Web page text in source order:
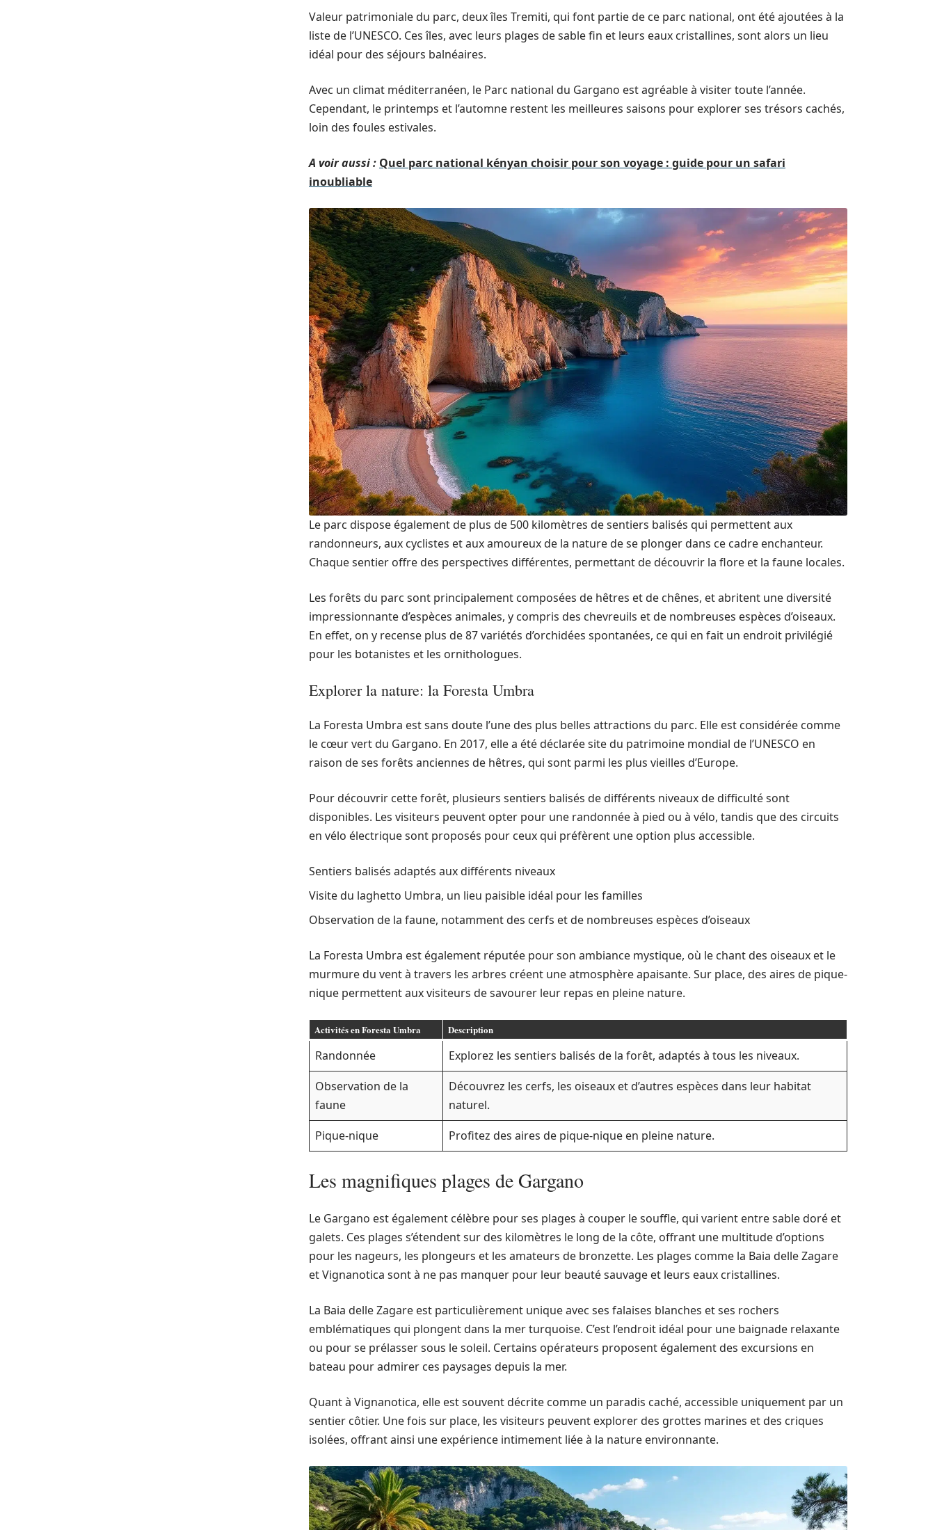
Valeur patrimoniale du parc, deux îles Tremiti, qui font partie de ce parc national, ont été ajoutées à la
liste de l’UNESCO. Ces îles, avec leurs plages de sable fin et leurs eaux cristallines, sont alors un lieu
idéal pour des séjours balnéaires.
Avec un climat méditerranéen, le Parc national du Gargano est agréable à visiter toute l’année.
Cependant, le printemps et l’automne restent les meilleures saisons pour explorer ses trésors cachés,
loin des foules estivales.
A voir aussi : Quel parc national kényan choisir pour son voyage : guide pour un safari
inoubliable
Le parc dispose également de plus de 500 kilomètres de sentiers balisés qui permettent aux
randonneurs, aux cyclistes et aux amoureux de la nature de se plonger dans ce cadre enchanteur.
Chaque sentier offre des perspectives différentes, permettant de découvrir la flore et la faune locales.
Les forêts du parc sont principalement composées de hêtres et de chênes, et abritent une diversité
impressionnante d’espèces animales, y compris des chevreuils et de nombreuses espèces d’oiseaux.
En effet, on y recense plus de 87 variétés d’orchidées spontanées, ce qui en fait un endroit privilégié
pour les botanistes et les ornithologues.
Explorer la nature: la Foresta Umbra
La Foresta Umbra est sans doute l’une des plus belles attractions du parc. Elle est considérée comme
le cœur vert du Gargano. En 2017, elle a été déclarée site du patrimoine mondial de l’UNESCO en
raison de ses forêts anciennes de hêtres, qui sont parmi les plus vieilles d’Europe.
Pour découvrir cette forêt, plusieurs sentiers balisés de différents niveaux de difficulté sont
disponibles. Les visiteurs peuvent opter pour une randonnée à pied ou à vélo, tandis que des circuits
en vélo électrique sont proposés pour ceux qui préfèrent une option plus accessible.
Sentiers balisés adaptés aux différents niveaux
Visite du laghetto Umbra, un lieu paisible idéal pour les familles
Observation de la faune, notamment des cerfs et de nombreuses espèces d’oiseaux
La Foresta Umbra est également réputée pour son ambiance mystique, où le chant des oiseaux et le
murmure du vent à travers les arbres créent une atmosphère apaisante. Sur place, des aires de pique-
nique permettent aux visiteurs de savourer leur repas en pleine nature.
Activités en Foresta Umbra Description
Randonnée
Explorez les sentiers balisés de la forêt, adaptés à tous les niveaux.
Observation de la
faune
Découvrez les cerfs, les oiseaux et d’autres espèces dans leur habitat
naturel.
Pique-nique
Profitez des aires de pique-nique en pleine nature.
Les magnifiques plages de Gargano
Le Gargano est également célèbre pour ses plages à couper le souffle, qui varient entre sable doré et
galets. Ces plages s’étendent sur des kilomètres le long de la côte, offrant une multitude d’options
pour les nageurs, les plongeurs et les amateurs de bronzette. Les plages comme la Baia delle Zagare
et Vignanotica sont à ne pas manquer pour leur beauté sauvage et leurs eaux cristallines.
La Baia delle Zagare est particulièrement unique avec ses falaises blanches et ses rochers
emblématiques qui plongent dans la mer turquoise. C’est l’endroit idéal pour une baignade relaxante
ou pour se prélasser sous le soleil. Certains opérateurs proposent également des excursions en
bateau pour admirer ces paysages depuis la mer.
Quant à Vignanotica, elle est souvent décrite comme un paradis caché, accessible uniquement par un
sentier côtier. Une fois sur place, les visiteurs peuvent explorer des grottes marines et des criques
isolées, offrant ainsi une expérience intimement liée à la nature environnante.